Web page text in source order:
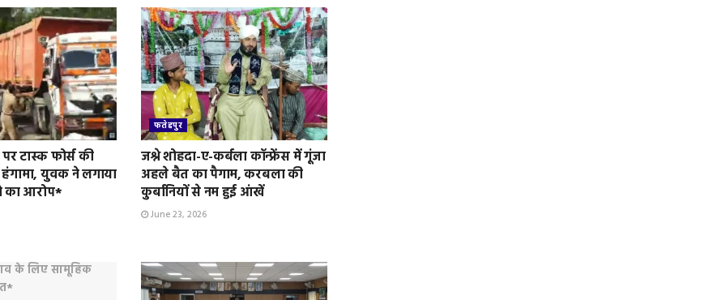
टास्क फोर्स की
युवक ने लगाया
का आरोप*
फतेहपुर
जश्ने शोहदा-ए-कर्बला कॉन्फ्रेंस में गूंजा
अहले बैत का पैगाम, करबला की
कुर्बानियों से नम हुई आंखें
June 23, 2026